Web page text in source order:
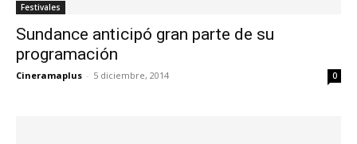
Festivales
Sundance anticipó gran parte de su
programación
Cineramaplus - 5 diciembre, 2014 0